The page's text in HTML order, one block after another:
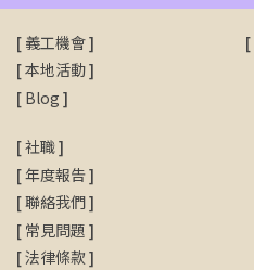
[義工機會]
[本地活動]
[Blog ]
[
[社職]
[年度報告]
[聯絡我們]
[常見問題 ]
[法律條款 ]